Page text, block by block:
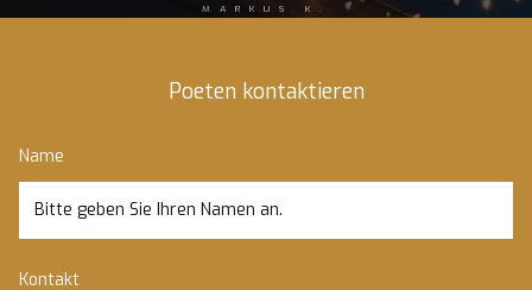
MARKUS K.
Poeten kontaktieren
Name
Kontakt